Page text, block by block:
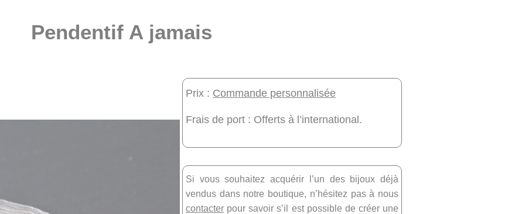
Pendentif A jamais
Prix : Commande personnalisée
Frais de port : Offerts à l’international.
Si vous souhaitez acquérir l’un des bijoux déjà
vendus dans notre boutique, n’hésitez pas à nous
contacter pour savoir s’il est possible de créer une